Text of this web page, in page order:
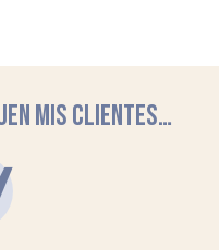
MIS CLIENTES…